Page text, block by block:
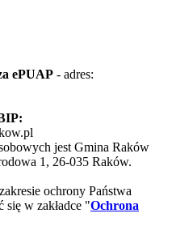
ePUAP - adres:
jest Gmina Raków
1, 26-035 Raków.
ochrony Państwa
się w zakładce "Ochrona